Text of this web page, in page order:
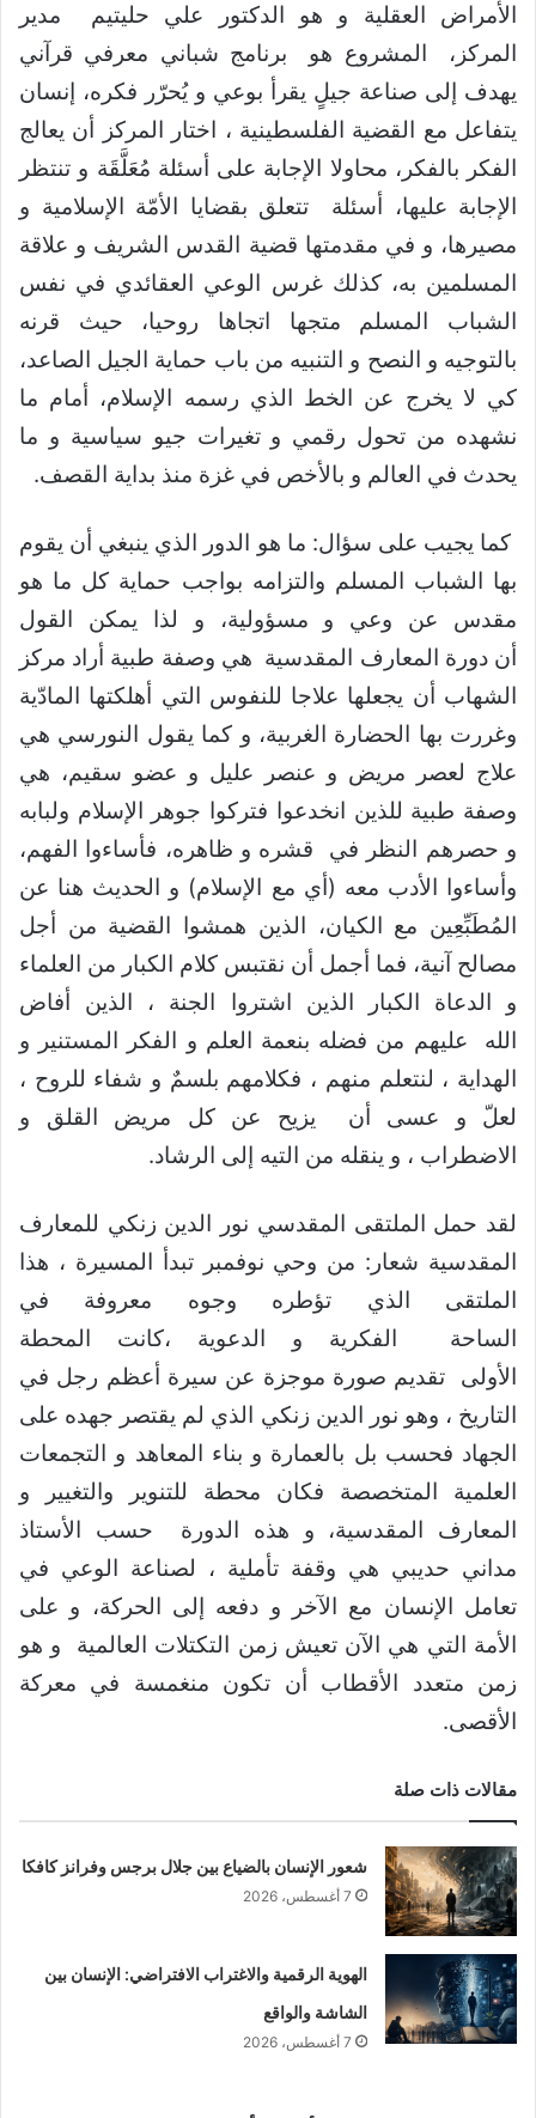
الأمراض العقلية و هو الدكتور علي حليتيم مدير
المركز، المشروع هو برنامج شباني معرفي قرآني
يهدف إلى صناعة جيلٍ يقرأ بوعي و يُحرّر فكره، إنسان
يتفاعل مع القضية الفلسطينية ، اختار المركز أن يعالج
الفكر بالفكر، محاولا الإجابة على أسئلة مُعَلَّقَة و تنتظر
الإجابة عليها، أسئلة تتعلق بقضايا الأمّة الإسلامية و
مصيرها، و في مقدمتها قضية القدس الشريف و علاقة
المسلمين به، كذلك غرس الوعي العقائدي في نفس
الشباب المسلم متجها اتجاها روحيا، حيث قرنه
بالتوجيه و النصح و التنبيه من باب حماية الجيل الصاعد،
كي لا يخرج عن الخط الذي رسمه الإسلام، أمام ما
نشهده من تحول رقمي و تغيرات جيو سياسية و ما
يحدث في العالم و بالأخص في غزة منذ بداية القصف.
كما يجيب على سؤال: ما هو الدور الذي ينبغي أن يقوم
بها الشباب المسلم والتزامه بواجب حماية كل ما هو
مقدس عن وعي و مسؤولية، و لذا يمكن القول
أن دورة المعارف المقدسية هي وصفة طبية أراد مركز
الشهاب أن يجعلها علاجا للنفوس التي أهلكتها المادّية
وغررت بها الحضارة الغربية، و كما يقول النورسي هي
علاج لعصر مريض و عنصر عليل و عضو سقيم، هي
وصفة طبية للذين انخدعوا فتركوا جوهر الإسلام ولبابه
و حصرهم النظر في قشره و ظاهره، فأساءوا الفهم،
وأساءوا الأدب معه (أي مع الإسلام) و الحديث هنا عن
المُطَبِّعِين مع الكيان، الذين همشوا القضية من أجل
مصالح آنية، فما أجمل أن نقتبس كلام الكبار من العلماء
و الدعاة الكبار الذين اشتروا الجنة ، الذين أفاض
الله عليهم من فضله بنعمة العلم و الفكر المستنير و
الهداية ، لنتعلم منهم ، فكلامهم بلسمٌ و شفاء للروح ،
لعلّ و عسى أن يزيح عن كل مريض القلق و
الاضطراب ، و ينقله من التيه إلى الرشاد.
لقد حمل الملتقى المقدسي نور الدين زنكي للمعارف
المقدسية شعار: من وحي نوفمبر تبدأ المسيرة ، هذا
الملتقى الذي تؤطره وجوه معروفة في
الساحة الفكرية و الدعوية ،كانت المحطة
الأولى تقديم صورة موجزة عن سيرة أعظم رجل في
التاريخ ، وهو نور الدين زنكي الذي لم يقتصر جهده على
الجهاد فحسب بل بالعمارة و بناء المعاهد و التجمعات
العلمية المتخصصة فكان محطة للتنوير والتغيير و
المعارف المقدسية، و هذه الدورة حسب الأستاذ
مداني حديبي هي وقفة تأملية ، لصناعة الوعي في
تعامل الإنسان مع الآخر و دفعه إلى الحركة، و على
الأمة التي هي الآن تعيش زمن التكتلات العالمية و هو
زمن متعدد الأقطاب أن تكون منغمسة في معركة
الأقصى.
مقالات ذات صلة
شعور الإنسان بالضياع بين جلال برجس وفرانز كافكا
7 أغسطس، 2026
الهوية الرقمية والاغتراب الافتراضي: الإنسان بين
الشاشة والواقع
7 أغسطس، 2026